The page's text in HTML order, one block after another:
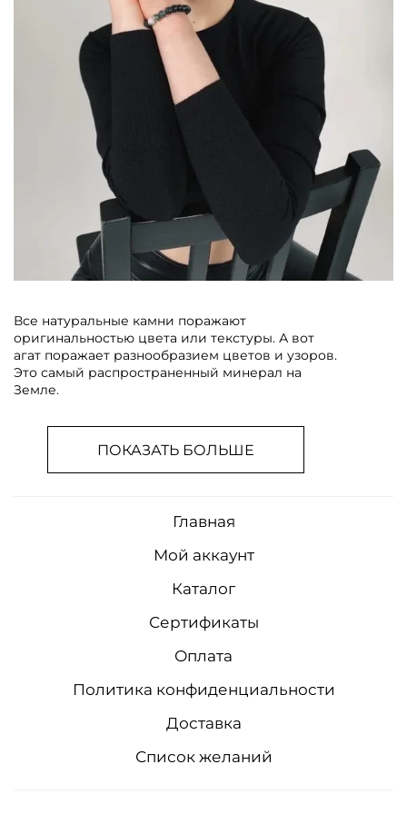
Все натуральные камни поражают
оригинальностью цвета или текстуры. А вот
агат поражает разнообразием цветов и узоров.
Это самый распространенный минерал на
Земле.
ПОКАЗАТЬ БОЛЬШЕ
Главная
Мой аккаунт
Каталог
Сертификаты
Оплата
Политика конфиденциальности
Доставка
Список желаний